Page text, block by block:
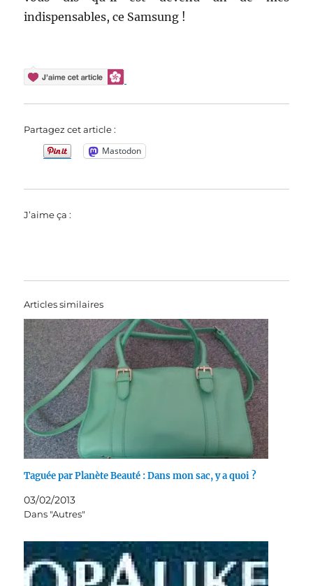
indispensables, ce Samsung !
Partagez cet article :
Mastodon
J’aime ça :
Articles similaires
Taguée par Planète Beauté : Dans mon sac, y a quoi ?
03/02/2013
Dans "Autres"